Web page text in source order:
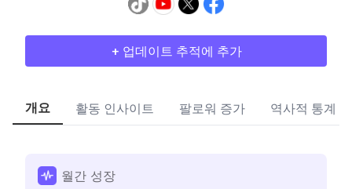
+ 업데이트 추적에 추가
개요 활동 인사이트 팔로워 증가 역사적 통계
월간 성장